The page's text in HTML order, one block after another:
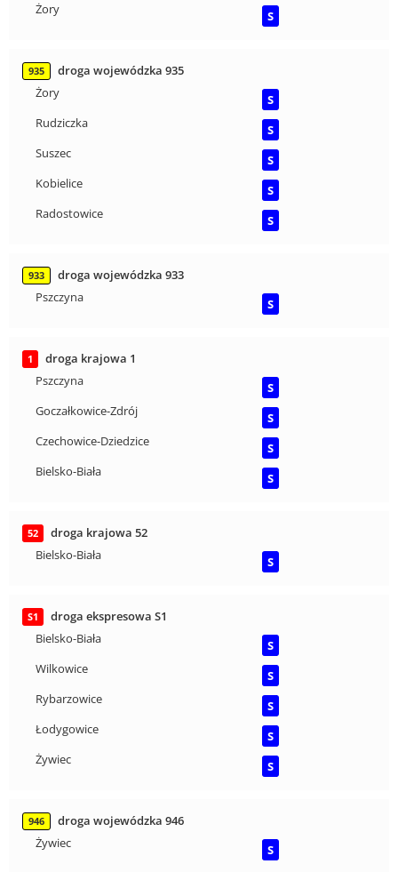
Żory
S
935
droga wojewódzka 935
Żory
S
Rudziczka
S
Suszec
S
Kobielice
S
Radostowice
S
933
droga wojewódzka 933
Pszczyna
S
1
droga krajowa 1
Pszczyna
S
Goczałkowice-Zdrój
S
Czechowice-Dziedzice
S
Bielsko-Biała
S
52
droga krajowa 52
Bielsko-Biała
S
S1
droga ekspresowa S1
Bielsko-Biała
S
Wilkowice
S
Rybarzowice
S
Łodygowice
S
Żywiec
S
946
droga wojewódzka 946
Żywiec
S